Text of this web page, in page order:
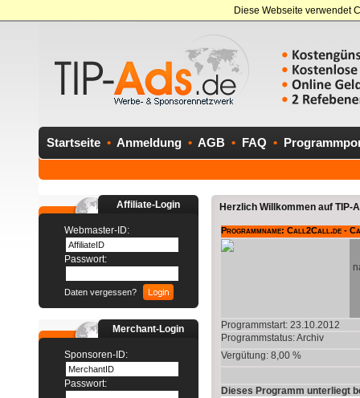
Diese Webseite verwendet
Startseite • Anmeldung • AGB • FAQ •
Affiliate-Login
Webmaster-ID:
Passwort:
Daten vergessen?
Merchant-Login
Sponsoren-ID:
Passwort:
Herzlich Willkommen auf TIP-
Programmname: Call2Call.de -
Programmstart: 23.10.2012
Programmstatus:Archiv
Vergütung: 8,00 %
Dieses Programm unterliegt